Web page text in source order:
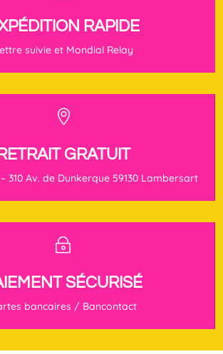
RAPIDE
suivie et Mondial Relay

RETRAIT GRATUIT
310 Av. de Dunkerque 59130 Lambersart
~
SÉCURISÉ
bancaires / Bancontact